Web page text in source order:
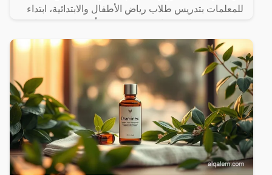
للمعلمات بتدريس طلاب رياض الأطفال والابتدائية، ابتداء
2023 م،